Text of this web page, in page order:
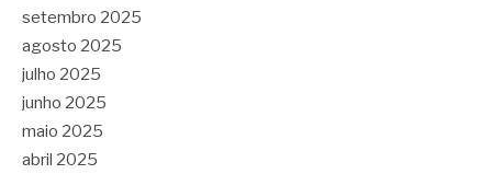
setembro 2025
agosto 2025
julho 2025
junho 2025
maio 2025
abril 2025